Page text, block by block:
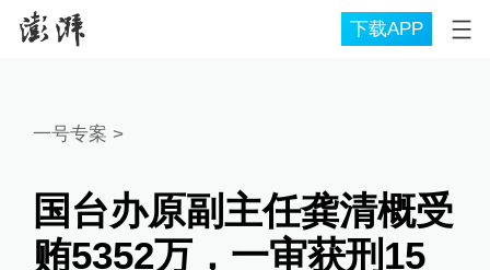
下载APP
一号专案 >
国台办原副主任龚清概受
贿5352万，一审获刑15